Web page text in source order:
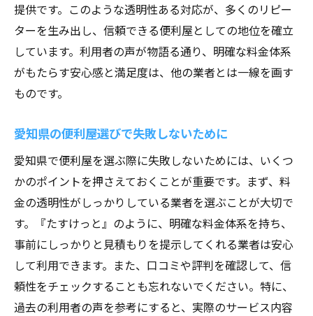
提供です。このような透明性ある対応が、多くのリピー
ターを生み出し、信頼できる便利屋としての地位を確立
しています。利用者の声が物語る通り、明確な料金体系
がもたらす安心感と満足度は、他の業者とは一線を画す
ものです。
愛知県の便利屋選びで失敗しないために
愛知県で便利屋を選ぶ際に失敗しないためには、いくつ
かのポイントを押さえておくことが重要です。まず、料
金の透明性がしっかりしている業者を選ぶことが大切で
す。『たすけっと』のように、明確な料金体系を持ち、
事前にしっかりと見積もりを提示してくれる業者は安心
して利用できます。また、口コミや評判を確認して、信
頼性をチェックすることも忘れないでください。特に、
過去の利用者の声を参考にすると、実際のサービス内容